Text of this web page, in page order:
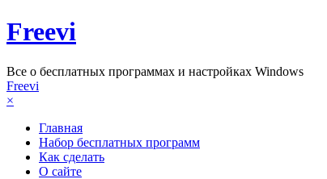
Freevi
Вcе о бесплатных программах и настройках Windows
Freevi
×
Главная
Набор бесплатных программ
Как сделать
О сайте